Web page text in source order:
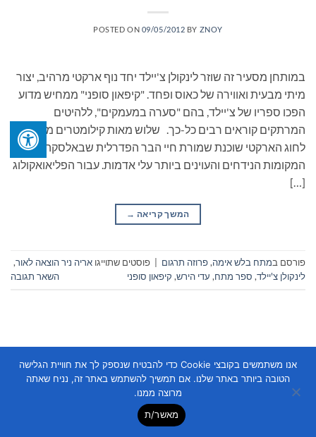
POSTED ON 09/05/2012 BY ZNOY
במותחן מסעיר זה שוזר לינקולן צ'יילד יחד נוף ארקטי מרהיב, יצור
מיתי מבעית ואווירה של כאוס ופחד. "קיפאון סופני" ממחיש מדוע
הפכו ספריו של צ'יילד, בהם "סערה במעמקים", ללהיטים
המרתקים קוראים רבים כל-כך. שלוש מאות קילומטרים מצפון
לחוג הארקטי שוכנת שמורת חיי הבר הפדרלית שבאלסקה, אחד
המקומות הנידחים והעוינים ביותר עלי אדמות. עבור הפליאואקולוג
[…]
המשך קריאה →
פורסם במתח בלש אימה,פרוזה תרגום פוסטים שתוייגו אריה ניר הוצאה לאור,
לינקולן צ'יילד, ספר מתח, עדי הירש, קיפאון סופני השאר תגובה
Copyright 2026 ©Flatsome Theme
אנו משתמשים בקובצי Cookie כדי להבטיח שנספק לך את חוויית הגלישה
הטובה ביותר באתר שלנו. אם תמשיך להשתמש באתר זה, נניח שאתה
מרוצה ממנו.
מאשר/ת